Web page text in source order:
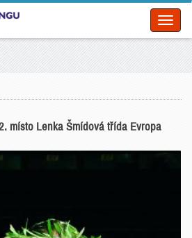
místo Lenka Šmídová třída Evropa